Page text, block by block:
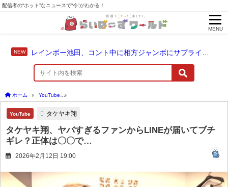
配信者の“ホット”なニュースで“今”がわかる！
MENU
ホーム YouTube
YouTube タケヤキ翔
タケヤキ翔、ヤバすぎるファンからLINEが届いてブチ
ギレ？正体は〇〇で…
2026年2月12日 19:00